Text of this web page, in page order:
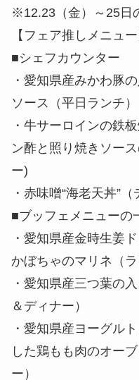
※12.23（金）～25日
【フェア推しメニュー
■シェフカウンター
・愛知県産みかわ豚
ソース（平日ランチ）
・牛サーロインの鉄
ン酢と照り焼きソー
ー)
・赤味噌“海老天丼”（
■ブッフェメニューの
・愛知県産金時生姜
かぼちゃのマリネ（ラ
・愛知県産三つ葉の
＆ディナー）
・愛知県産ヨーグル
した鶏もも肉のオー
ー）